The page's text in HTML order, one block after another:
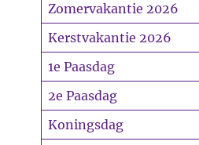
Zomervakantie 2026
Kerstvakantie 2026
1e Paasdag
2e Paasdag
Koningsdag